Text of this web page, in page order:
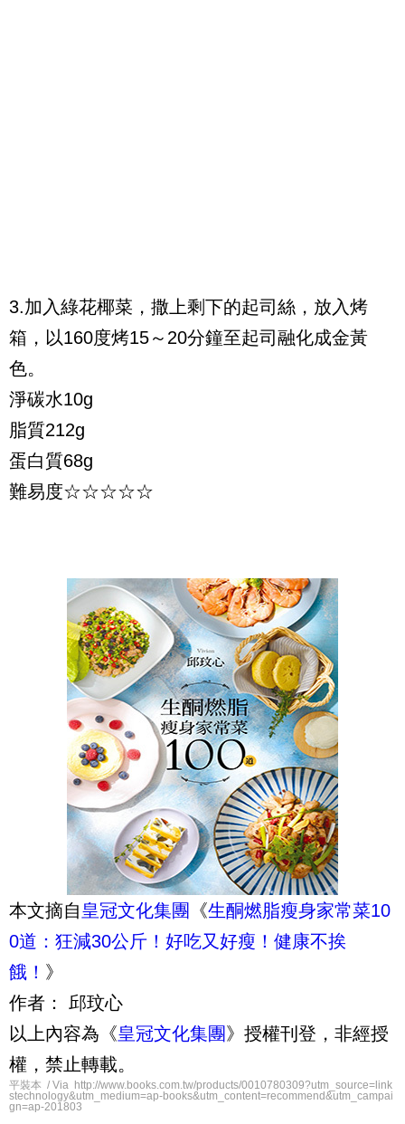
3.加入綠花椰菜，撒上剩下的起司絲，放入烤
箱，以160度烤15～20分鐘至起司融化成金黃
色。
淨碳水10g
脂質212g
蛋白質68g
難易度☆☆☆☆☆
本文摘自皇冠文化集團 《生酮燃脂瘦身家常菜10
0道：狂減30公斤！好吃又好瘦！健康不挨
餓！ 》
作者： 邱玟心
以上內容為《皇冠文化集團》授權刊登，非經授
權，禁止轉載。
平裝本 / Via http://www.books.com.tw/products/0010780309?utm_source=link
stechnology&utm_medium=ap-books&utm_content=recommend&utm_campai
gn=ap-201803